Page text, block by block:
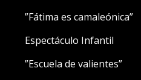
”Fátima es camaleónica”
Espectáculo Infantil
”Escuela de valientes”